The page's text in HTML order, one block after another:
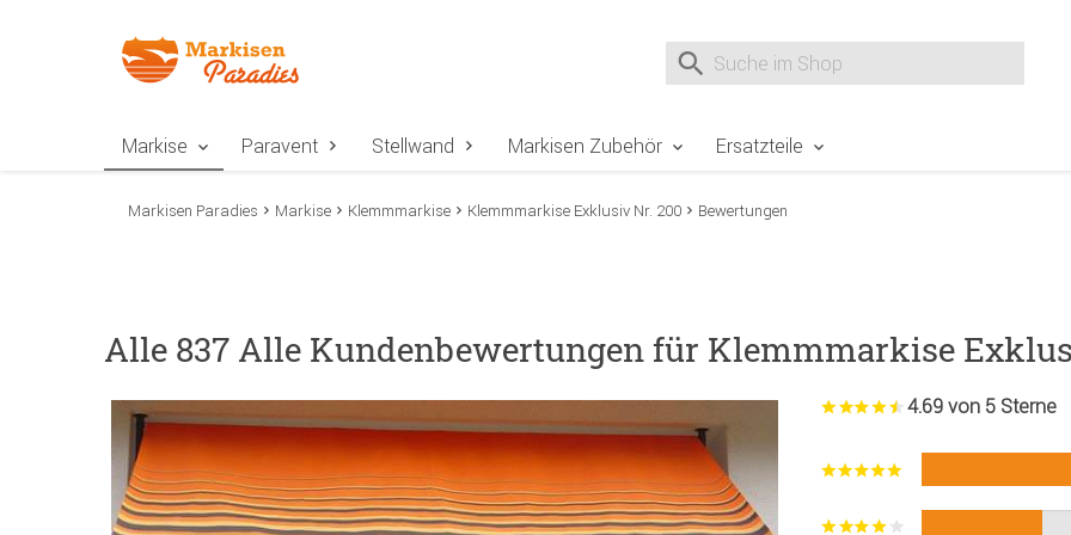
Suche nach
Markise Paravent Stellwand Markisen Zubehör Ersatzteile
Markisen Paradies Markise Klemmmarkise Klemmmarkise Exklusiv Nr. 200 Bewertungen
Alle 837 Alle Kundenbewertungen für Klemmmarkise
4.69 von 5 Sterne